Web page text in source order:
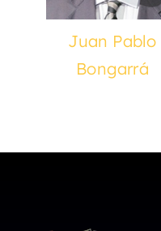
Juan Pablo
Bongarrá